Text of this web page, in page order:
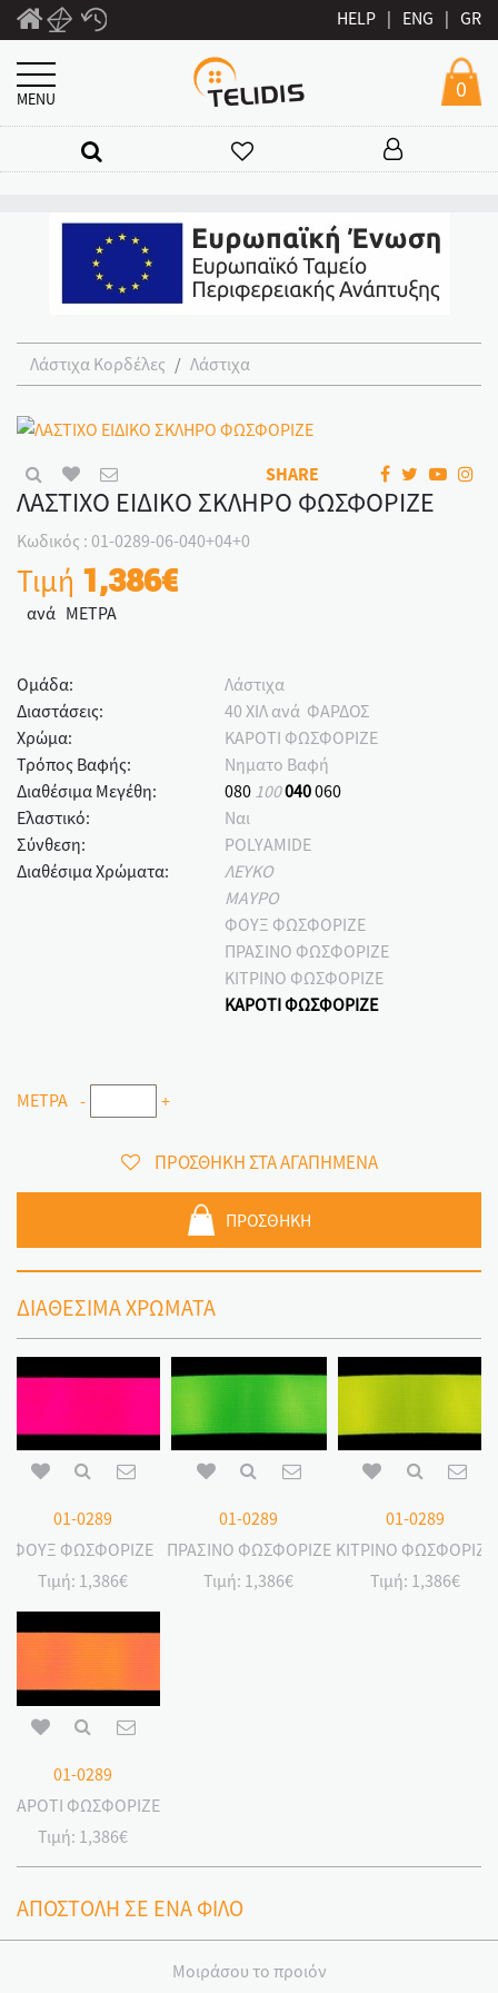
HELP | ENG | GR
MENU 0
Λάστιχα Κορδέλες Λάστιχα
SHARE
ΛΑΣΤΙΧΟ ΕΙΔΙΚΟ ΣΚΛΗΡΟ ΦΩΣΦΟΡΙΖΕ
Κωδικός : 01-0289-06-040+04+0
Τιμή 1,386€
ανά ΜΕΤΡΑ
Ομάδα:
Λάστιχα
Διαστάσεις:
40 ΧΙΛ ανά ΦΑΡΔΟΣ
Χρώμα:
ΚΑΡΟΤΙ ΦΩΣΦΟΡΙΖΕ
Τρόπος Βαφής:
Νηματο Βαφή
Διαθέσιμα Μεγέθη:
080 100040060
Ελαστικό:
Ναι
Σύνθεση:
POLYAMIDE
Διαθέσιμα Χρώματα:
ΛΕΥΚΟ
ΜΑΥΡΟ
ΦΟΥΞ ΦΩΣΦΟΡΙΖΕ
ΠΡΑΣΙΝΟ ΦΩΣΦΟΡΙΖΕ
ΚΙΤΡΙΝΟ ΦΩΣΦΟΡΙΖΕ
ΚΑΡΟΤΙ ΦΩΣΦΟΡΙΖΕ
ΜΕΤΡΑ - +
ΠΡΟΣΘΗΚΗ ΣΤΑ ΑΓΑΠΗΜΕΝΑ
ΠΡΟΣΘΗΚΗ
ΔΙΑΘΕΣΙΜΑ ΧΡΩΜΑΤΑ
01-0289
ΦΟΥΞ ΦΩΣΦΟΡΙΖΕ
Τιμή: 1,386€
01-0289
ΠΡΑΣΙΝΟ ΦΩΣΦΟΡΙΖΕ
Τιμή: 1,386€
01-0289
ΚΙΤΡΙΝΟ ΦΩΣΦΟΡΙΖΕ
Τιμή: 1,386€
01-0289
ΚΑΡΟΤΙ ΦΩΣΦΟΡΙΖΕ
Τιμή: 1,386€
ΑΠΟΣΤΟΛΗ ΣΕ ΕΝΑ ΦΙΛΟ
Μοιράσου το προιόν